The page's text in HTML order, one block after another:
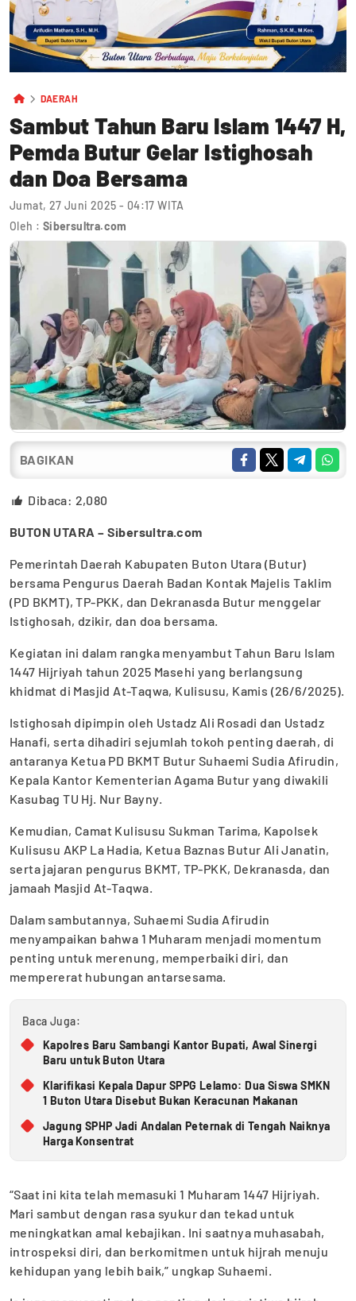
DAERAH
Sambut Tahun Baru Islam 1447 H,
Pemda Butur Gelar Istighosah
dan Doa Bersama
Jumat, 27 Juni 2025 - 04:17 WITA
Oleh : Sibersultra.com
BAGIKAN
Dibaca: 2,080
BUTON UTARA – Sibersultra.com
Pemerintah Daerah Kabupaten Buton Utara (Butur)
bersama Pengurus Daerah Badan Kontak Majelis Taklim
(PD BKMT), TP-PKK, dan Dekranasda Butur menggelar
Istighosah, dzikir, dan doa bersama.
Kegiatan ini dalam rangka menyambut Tahun Baru Islam
1447 Hijriyah tahun 2025 Masehi yang berlangsung
khidmat di Masjid At-Taqwa, Kulisusu, Kamis (26/6/2025).
Istighosah dipimpin oleh Ustadz Ali Rosadi dan Ustadz
Hanafi, serta dihadiri sejumlah tokoh penting daerah, di
antaranya Ketua PD BKMT Butur Suhaemi Sudia Afirudin,
Kepala Kantor Kementerian Agama Butur yang diwakili
Kasubag TU Hj. Nur Bayny.
Kemudian, Camat Kulisusu Sukman Tarima, Kapolsek
Kulisusu AKP La Hadia, Ketua Baznas Butur Ali Janatin,
serta jajaran pengurus BKMT, TP-PKK, Dekranasda, dan
jamaah Masjid At-Taqwa.
Dalam sambutannya, Suhaemi Sudia Afirudin
menyampaikan bahwa 1 Muharam menjadi momentum
penting untuk merenung, memperbaiki diri, dan
mempererat hubungan antarsesama.
Baca Juga:
Kapolres Baru Sambangi Kantor Bupati, Awal Sinergi
Baru untuk Buton Utara
Klarifikasi Kepala Dapur SPPG Lelamo: Dua Siswa SMKN
1 Buton Utara Disebut Bukan Keracunan Makanan
Jagung SPHP Jadi Andalan Peternak di Tengah Naiknya
Harga Konsentrat
“Saat ini kita telah memasuki 1 Muharam 1447 Hijriyah.
Mari sambut dengan rasa syukur dan tekad untuk
meningkatkan amal kebajikan. Ini saatnya muhasabah,
introspeksi diri, dan berkomitmen untuk hijrah menuju
kehidupan yang lebih baik,” ungkap Suhaemi.